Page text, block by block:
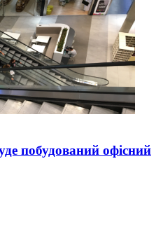
побудований офісний